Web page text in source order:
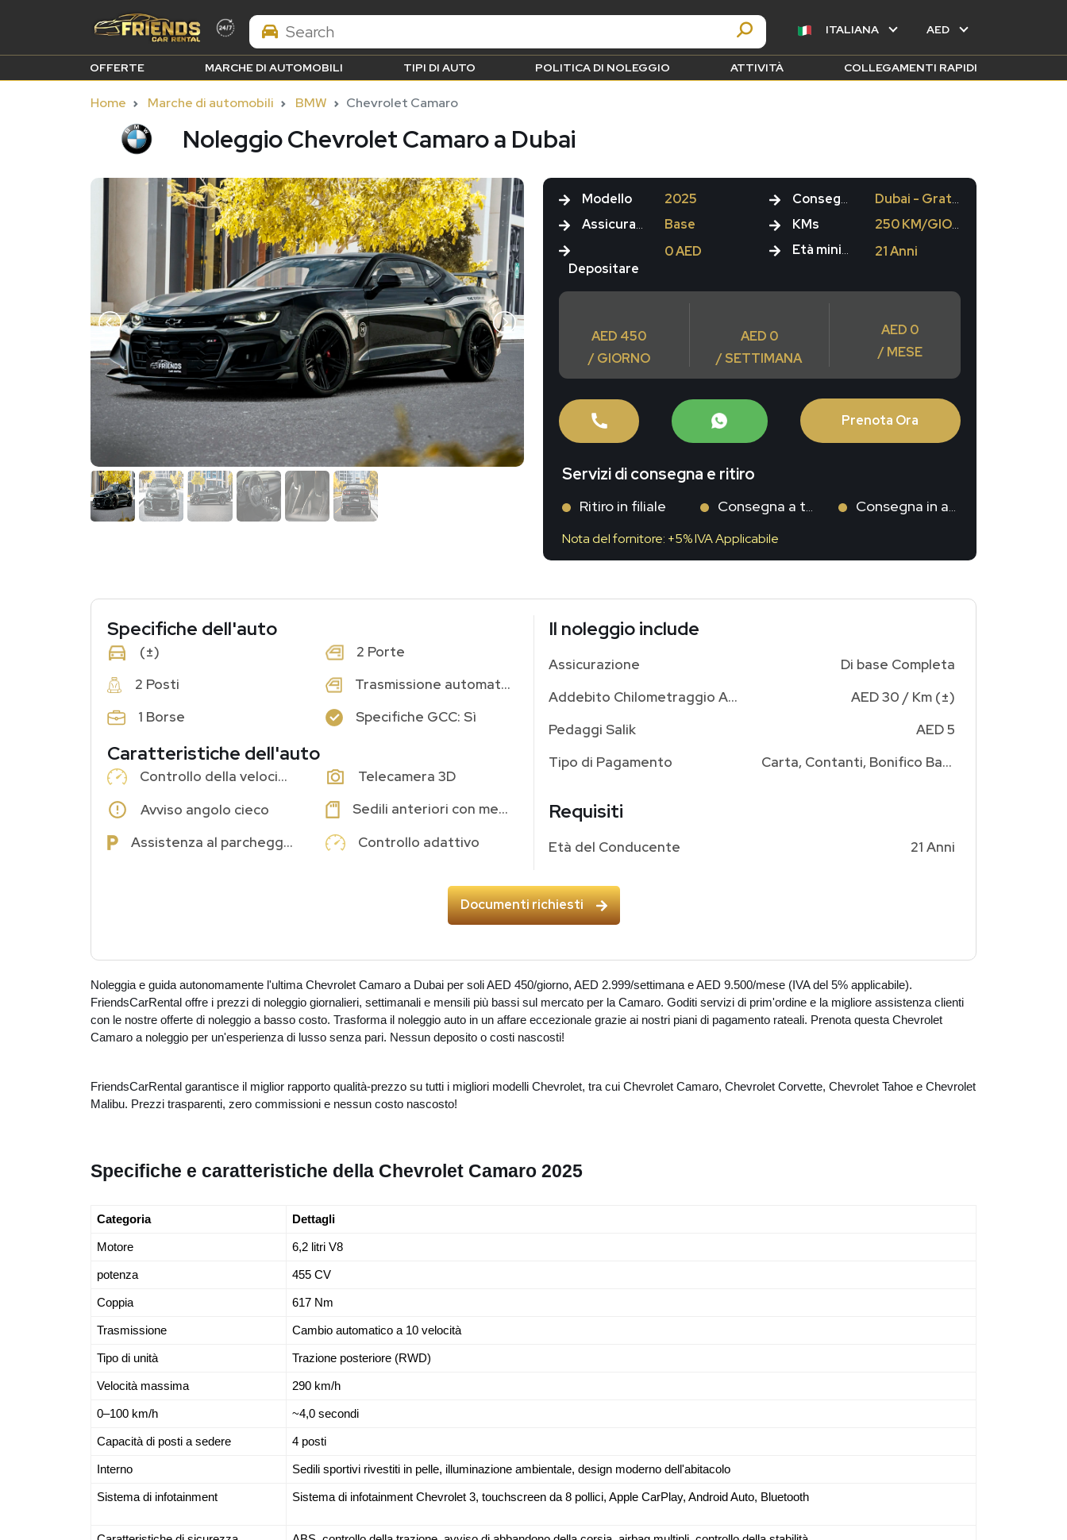
Search Brands ITALIANA AED
OFFERTE MARCHE DI AUTOMOBILI TIPI DI AUTO POLITICA DI NOLEGGIO ATTIVITÀ COLLEGAMENTI RAPIDI
Home Marche di automobili BMW Chevrolet Camaro
Noleggio Chevrolet Camaro a Dubai
Modello
Assicurazione
Depositare
2025
Base
0 AED
Consegna
KMs
Età minima
Dubai - Gratuito
250 KM/GIORNO
21 Anni
AED 450
/ GIORNO
AED 0
/ SETTIMANA
AED 0
/ MESE
Prenota Ora
Servizi di consegna e ritiro
Ritiro in filiale Consegna a te Consegna in aeroporto
Nota del fornitore: +5% IVA Applicabile
Specifiche dell'auto
(±)
2 Porte
2 Posti
Trasmissione automatica
1 Borse
Specifiche GCC: Sì
Caratteristiche dell'auto
Controllo della velocità di crociera
Telecamera 3D
Avviso angolo cieco
Sedili anteriori con memoria
Assistenza al parcheggio
Controllo adattivo
Il noleggio include
Assicurazione
Addebito Chilometraggio Aggiuntivo
Pedaggi Salik
Tipo di Pagamento
Di base Completa
AED 30 / Km (±)
AED 5
Carta, Contanti, Bonifico Bancario
Requisiti
Età del Conducente 21 Anni
Documenti richiesti
Noleggia e guida autonomamente l'ultima Chevrolet Camaro a Dubai per soli AED 450/giorno, AED 2.999/settimana e AED 9.500/mese (IVA del 5% applicabile).
FriendsCarRental offre i prezzi di noleggio giornalieri, settimanali e mensili più bassi sul mercato per la Camaro. Goditi servizi di prim'ordine e la migliore assistenza clienti
con le nostre offerte di noleggio a basso costo. Trasforma il noleggio auto in un affare eccezionale grazie ai nostri piani di pagamento rateali. Prenota questa Chevrolet
Camaro a noleggio per un'esperienza di lusso senza pari. Nessun deposito o costi nascosti!
FriendsCarRental garantisce il miglior rapporto qualità-prezzo su tutti i migliori modelli Chevrolet, tra cui Chevrolet Camaro, Chevrolet Corvette, Chevrolet Tahoe e Chevrolet
Malibu. Prezzi trasparenti, zero commissioni e nessun costo nascosto!
Specifiche e caratteristiche della Chevrolet Camaro 2025
Categoria Dettagli
Motore 6,2 litri V8
potenza 455 CV
Coppia 617 Nm
Trasmissione Cambio automatico a 10 velocità
Tipo di unità Trazione posteriore (RWD)
Velocità massima 290 km/h
0–100 km/h ~4,0 secondi
Capacità di posti a sedere 4 posti
Interno Sedili sportivi rivestiti in pelle, illuminazione ambientale, design moderno dell'abitacolo
Sistema di infotainment Sistema di infotainment Chevrolet 3, touchscreen da 8 pollici, Apple CarPlay, Android Auto, Bluetooth